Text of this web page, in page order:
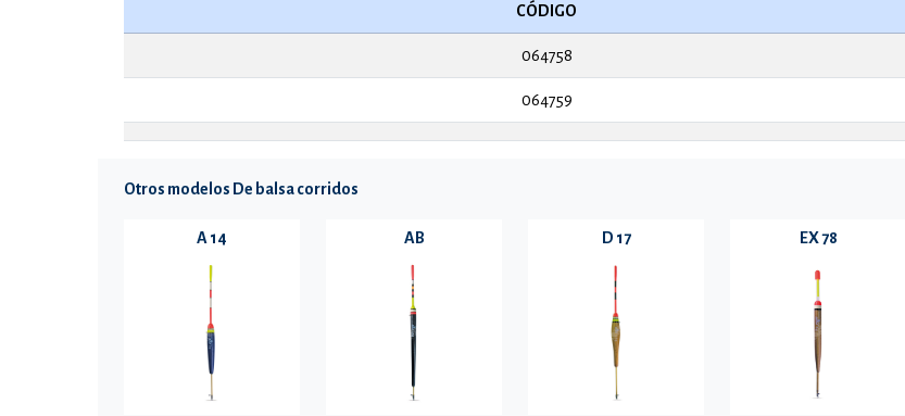
CÓDIGO
064758
064759
Otros modelos De balsa corridos
A 14 AB D 17 EX 78